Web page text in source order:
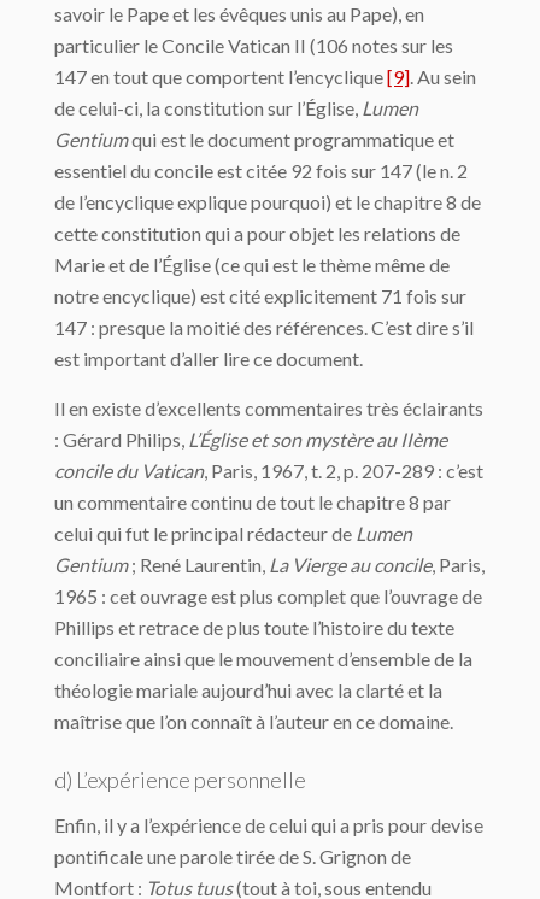
savoir le Pape et les évêques unis au Pape), en
particulier le Concile Vatican II (106 notes sur les
147 en tout que comportent l’encyclique[9]. Au sein
de celui-ci, la constitution sur l’Église, Lumen
Gentiumqui est le document programmatique et
essentiel du concile est citée 92 fois sur 147 (le n. 2
de l’encyclique explique pourquoi) et le chapitre 8 de
cette constitution qui a pour objet les relations de
Marie et de l’Église (ce qui est le thème même de
notre encyclique) est cité explicitement 71 fois sur
147 : presque la moitié des références. C’est dire s’il
est important d’aller lire ce document.
Il en existe d’excellents commentaires très éclairants
: Gérard Philips, L’Église et son mystère au IIème
concile du Vatican, Paris, 1967, t. 2, p. 207-289 : c’est
un commentaire continu de tout le chapitre 8 par
celui qui fut le principal rédacteur de Lumen
Gentium; René Laurentin, La Vierge au concile, Paris,
1965 : cet ouvrage est plus complet que l’ouvrage de
Phillips et retrace de plus toute l’histoire du texte
conciliaire ainsi que le mouvement d’ensemble de la
théologie mariale aujourd’hui avec la clarté et la
maîtrise que l’on connaît à l’auteur en ce domaine.
d) L’expérience personnelle
Enfin, il y a l’expérience de celui qui a pris pour devise
pontificale une parole tirée de S. Grignon de
Montfort : Totus tuus(tout à toi, sous entendu